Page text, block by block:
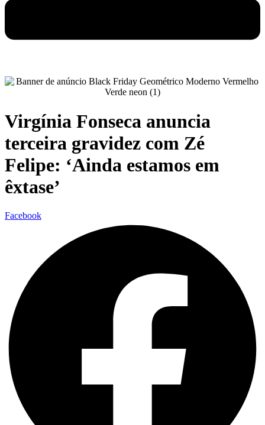
Virgínia Fonseca anuncia
terceira gravidez com Zé
Felipe: ‘Ainda estamos em
êxtase’
Facebook